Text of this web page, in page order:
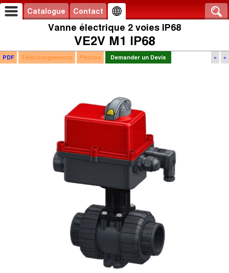
Catalogue Contact
Vanne électrique 2 voies IP68
VE2V M1 IP68
« »
PDF Téléchargements Photos Demander un Devis